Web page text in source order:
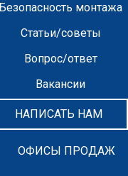
Безопасность монтажа
Статьи/советы
Вопрос/ответ
Вакансии
НАПИСАТЬ НАМ
ОФИСЫ ПРОДАЖ